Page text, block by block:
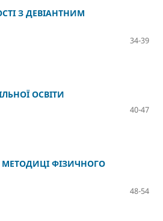
З ДЕВІАНТНИМ
34-39
ОСВІТИ
40-47
МЕТОДИЦІ ФІЗИЧНОГО
48-54